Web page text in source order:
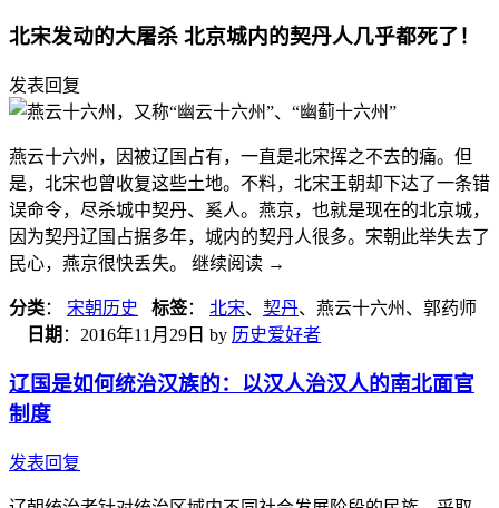
北宋发动的大屠杀 北京城内的契丹人几乎都死了！
发表回复
燕云十六州，因被辽国占有，一直是北宋挥之不去的痛。但
是，北宋也曾收复这些土地。不料，北宋王朝却下达了一条错
误命令，尽杀城中契丹、奚人。燕京，也就是现在的北京城，
因为契丹辽国占据多年，城内的契丹人很多。宋朝此举失去了
民心，燕京很快丢失。 继续阅读 →
分类： 宋朝历史 标签： 北宋、 契丹、燕云十六州、郭药师
日期 ： 2016年11月29日 by 历史爱好者
辽国是如何统治汉族的：以汉人治汉人的南北面官
制度
发表回复